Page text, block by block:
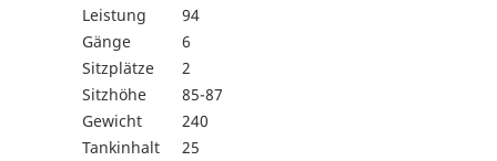
Leistung
94
Gänge
6
Sitzplätze
2
Sitzhöhe
85-87
Gewicht
240
Tankinhalt
25